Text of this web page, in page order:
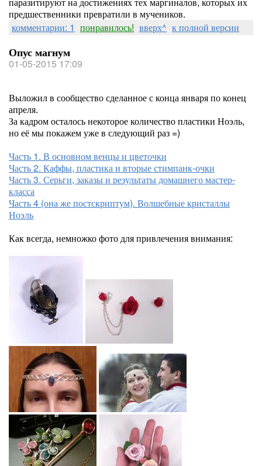
предшественники превратили в мучеников.
комментарии: 1 понравилось! вверх^ к полной версии
Опус магнум
01-05-2015 17:09
Выложил в сообщество сделанное с конца января по конец
апреля.
За кадром осталось некоторое количество пластики Ноэль,
но её мы покажем уже в следующий раз =)
Часть 1. В основном венцы и цветочки
Часть 2. Каффы, пластика и вторые стимпанк-очки
Часть 3. Серьги, заказы и результаты домашнего мастер-
класса
Часть 4 (она же постскриптум). Волшебные кристаллы
Ноэль
Как всегда, немножко фото для привлечения внимания: